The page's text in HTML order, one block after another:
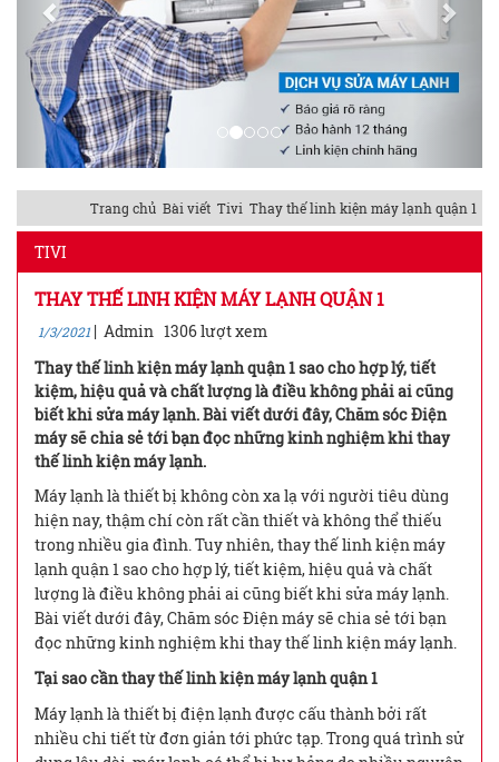
Trang chủ Bài viết Tivi Thay thế linh kiện máy lạnh quận 1
TIVI
THAY THẾ LINH KIỆN MÁY LẠNH QUẬN 1
1/3/2021 | Admin 1306 lượt xem
Thay thế linh kiện máy lạnh quận 1 sao cho hợp lý, tiết
kiệm, hiệu quả và chất lượng là điều không phải ai cũng
biết khi sửa máy lạnh. Bài viết dưới đây, Chăm sóc Điện
máy sẽ chia sẻ tới bạn đọc những kinh nghiệm khi thay
thế linh kiện máy lạnh.
Máy lạnh là thiết bị không còn xa lạ với người tiêu dùng
hiện nay, thậm chí còn rất cần thiết và không thể thiếu
trong nhiều gia đình. Tuy nhiên, thay thế linh kiện máy
lạnh quận 1 sao cho hợp lý, tiết kiệm, hiệu quả và chất
lượng là điều không phải ai cũng biết khi sửa máy lạnh.
Bài viết dưới đây, Chăm sóc Điện máy sẽ chia sẻ tới bạn
đọc những kinh nghiệm khi thay thế linh kiện máy lạnh.
Tại sao cần thay thế linh kiện máy lạnh quận 1
Máy lạnh là thiết bị điện lạnh được cấu thành bởi rất
nhiều chi tiết từ đơn giản tới phức tạp. Trong quá trình sử